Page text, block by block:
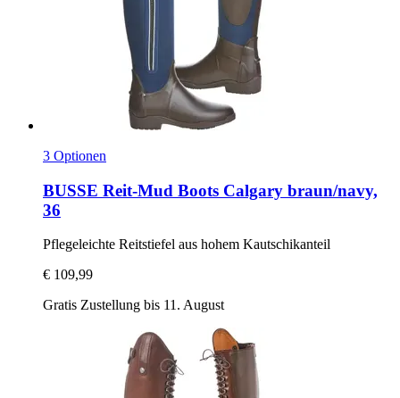
3 Optionen
BUSSE Reit-​Mud Boots Calgary braun/navy,
36
Pflegeleichte Reitstiefel aus hohem Kautschikanteil
€ 109,99
Gratis Zustellung bis 11. August